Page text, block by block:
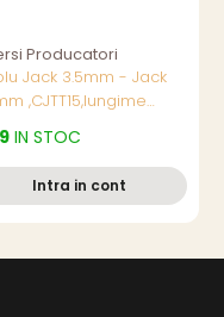
Producatori
Jack 3.5mm - Jack
,CJTT15,lungime
9 IN STOC
Intra in cont